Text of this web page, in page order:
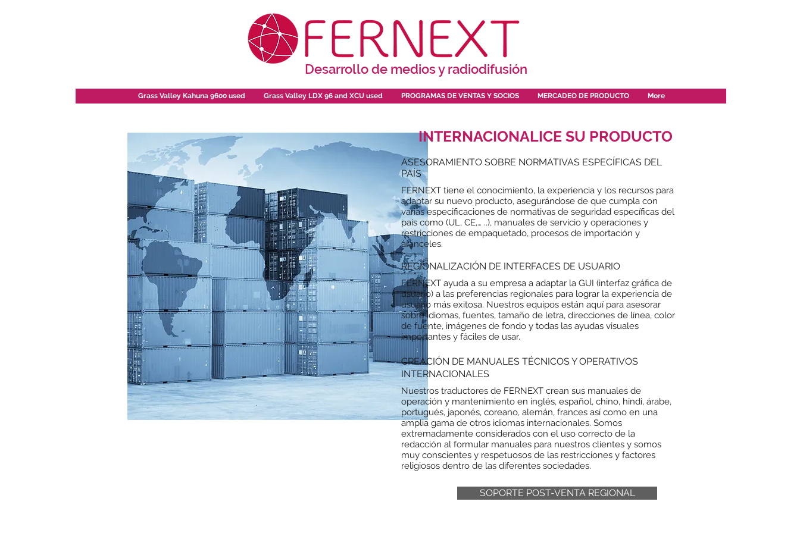
Desarrollo de medios y radiodifusión
Grass Valley Kahuna 9600 used Grass Valley LDX 96 and XCU used PROGRAMAS DE VENTAS Y SOCIOS MERCADEO DE PRODUCTO More
ASESORAMIENTO SOBRE NORMATIVAS ESPECÍFICAS DEL
PAÍS
FERNEXT tiene el conocimiento, la experiencia y los recursos para
adaptar su nuevo producto, asegurándose de que cumpla con
varias especificaciones de normativas de seguridad específicas del
país como (UL, CE,… ..), manuales de servicio y operaciones y
restricciones de empaquetado, procesos de importación y
aranceles.
REGIONALIZACIÓN DE INTERFACES DE USUARIO
FERNEXT ayuda a su empresa a adaptar la GUI (interfaz gráfica de
usuario) a las preferencias regionales para lograr la experiencia de
usuario más exitosa. Nuestros equipos están aquí para asesorar
sobre idiomas, fuentes, tamaño de letra, direcciones de línea, color
de fuente, imágenes de fondo y todas las ayudas visuales
importantes y fáciles de usar.
CREACIÓN DE MANUALES TÉCNICOS Y OPERATIVOS
INTERNACIONALES
Nuestros traductores de FERNEXT crean sus manuales de
operación y mantenimiento en inglés, español, chino, hindi, árabe,
portugués, japonés, coreano, alemán, frances así como en una
amplia gama de otros idiomas internacionales. Somos
extremadamente considerados con el uso correcto de la
redacción al formular manuales para nuestros clientes y somos
muy conscientes y respetuosos de las restricciones y factores
religiosos dentro de las diferentes sociedades.
INTERNACIONALICE SU PRODUCTO
SOPORTE POST-VENTA REGIONAL